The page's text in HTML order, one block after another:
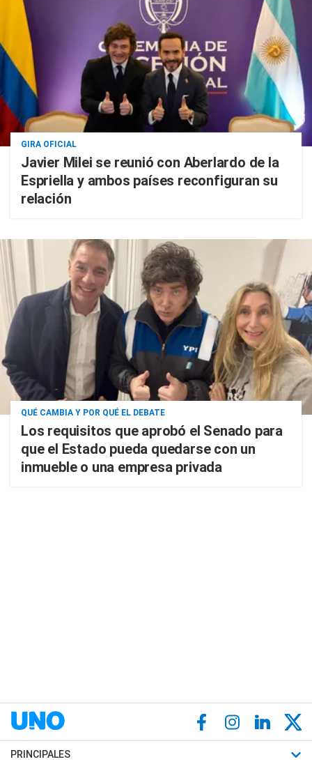
GIRA OFICIAL
Javier Milei se reunió con Aberlardo de la
Espriella y ambos países reconfiguran su
relación
QUÉ CAMBIA Y POR QUÉ EL DEBATE
Los requisitos que aprobó el Senado para
que el Estado pueda quedarse con un
inmueble o una empresa privada
PRINCIPALES